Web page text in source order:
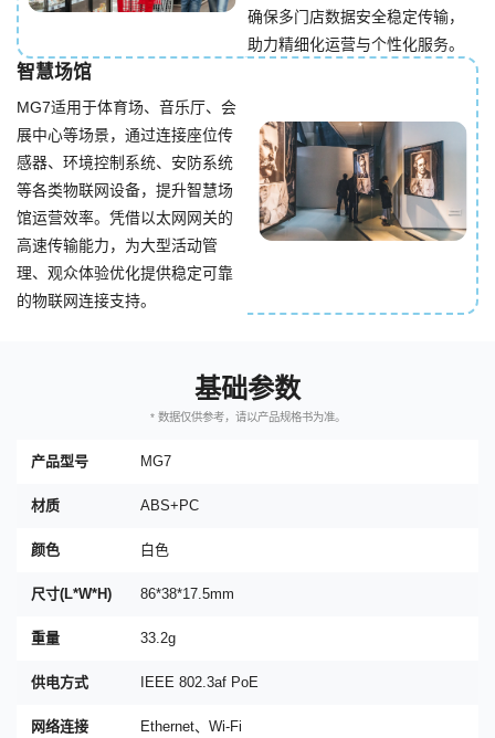
确保多门店数据安全稳定传输，
助力精细化运营与个性化服务。
智慧场馆
MG7适用于体育场、音乐厅、会
展中心等场景，通过连接座位传
感器、环境控制系统、安防系统
等各类物联网设备，提升智慧场
馆运营效率。凭借以太网网关的
高速传输能力，为大型活动管
理、观众体验优化提供稳定可靠
的物联网连接支持。
基础参数
* 数据仅供参考，请以产品规格书为准。
产品型号 MG7
材质 ABS+PC
颜色 白色
尺寸(L*W*H) 86*38*17.5mm
重量 33.2g
供电方式 IEEE 802.3af PoE
网络连接 Ethernet、Wi-Fi